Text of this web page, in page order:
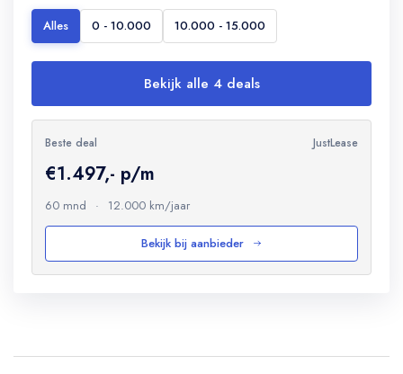
Alles 0 - 10.000 10.000 - 15.000
Bekijk alle 4 deals
Beste deal JustLease
€1.497,- p/m
60 mnd · 12.000 km/jaar
Bekijk bij aanbieder